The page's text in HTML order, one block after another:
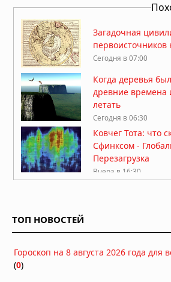
Загадочная
первоисточников
Сегодня в 07:00
Когда деревья
древние времена
летать
Сегодня в 06:30
Ковчег Тота: что
Сфинксом -
Перезагрузка
Вчера в 16:30
что рассказали
ТОП НОВОСТЕЙ
Гороскоп на 8 августа 2026 года для
(0)